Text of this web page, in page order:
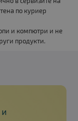
по куриер
и компютри и не
продукти.